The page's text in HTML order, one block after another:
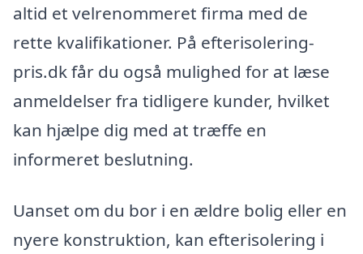
altid et velrenommeret firma med de
rette kvalifikationer. På efterisolering-
pris.dk får du også mulighed for at læse
anmeldelser fra tidligere kunder, hvilket
kan hjælpe dig med at træffe en
informeret beslutning.
Uanset om du bor i en ældre bolig eller en
nyere konstruktion, kan efterisolering i